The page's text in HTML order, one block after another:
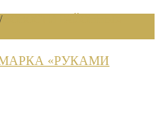
/
«РУКАМИ